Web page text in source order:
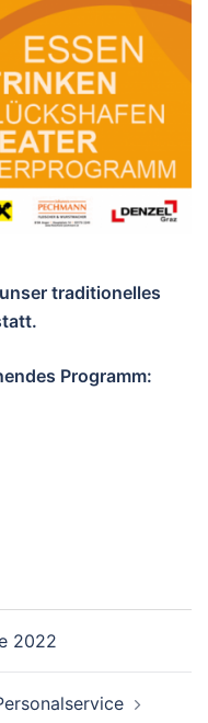
traditionelles
Programm:
2022